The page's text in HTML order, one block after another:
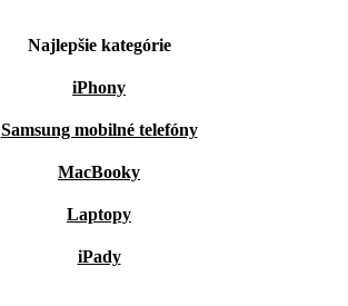
Najlepšie kategórie
iPhony
Samsung mobilné telefóny
MacBooky
Laptopy
iPady